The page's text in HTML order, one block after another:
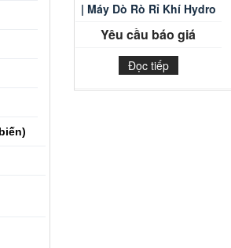
| Máy Dò Rò Rỉ Khí Hydro
Yêu cầu báo giá
Đọc tiếp